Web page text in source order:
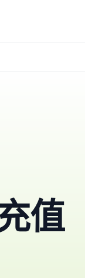
值